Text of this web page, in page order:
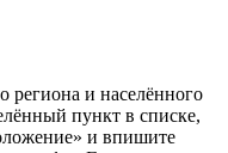
региона и населённого
пункт в списке,
и впишите